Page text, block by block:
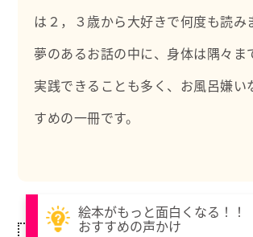
は２，３歳から大好きで何度も読み
夢のあるお話の中に、身体は隅々ま
実践できることも多く、お風呂嫌い
すめの一冊です。
絵本がもっと面白くなる！！
おすすめの声かけ